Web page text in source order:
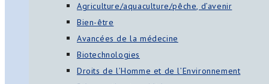
Agriculture/aquaculture/pêche, d’avenir
Bien-être
Avancées de la médecine
Biotechnologies
Droits de l’Homme et de l’Environnement